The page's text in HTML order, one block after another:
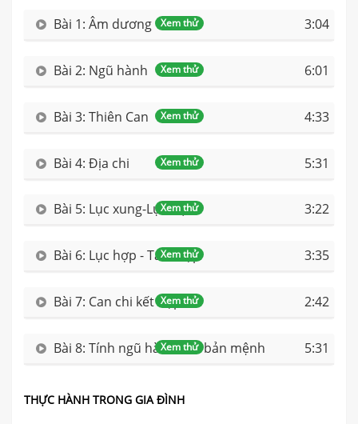
Xem thử
Bài 1: Âm dương 3:04
Xem thử
Bài 2: Ngũ hành 6:01
Xem thử
Bài 3: Thiên Can 4:33
Xem thử
Bài 4: Địa chi 5:31
Xem thử
Bài 5: Lục xung-Lục Hại 3:22
Xem thử
Bài 6: Lục hợp - Tam hợp 3:35
Xem thử
Bài 7: Can chi kết hợp 2:42
Xem thử
Bài 8: Tính ngũ hành của bản mệnh 5:31
THỰC HÀNH TRONG GIA ĐÌNH